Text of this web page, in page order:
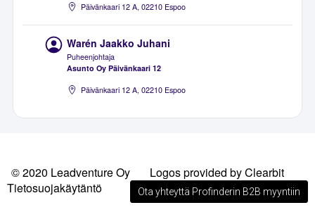
Päivänkaari 12 A, 02210 Espoo
Warén Jaakko Juhani
Puheenjohtaja
Asunto Oy Päivänkaari 12
Päivänkaari 12 A, 02210 Espoo
© 2020 Leadventure Oy
Logos provided by Clearbit
Tietosuojakäytäntö
Ota yhteyttä Profinderin B2B myyntiin